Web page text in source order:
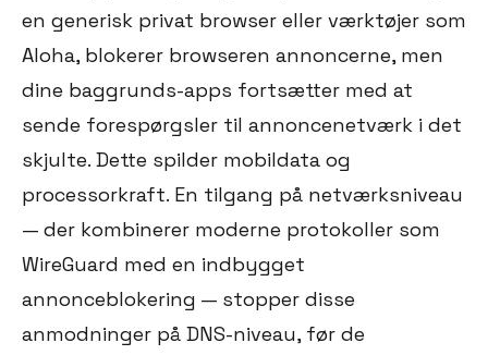
en generisk privat browser eller værktøjer som
Aloha, blokerer browseren annoncerne, men
dine baggrunds-apps fortsætter med at
sende forespørgsler til annoncenetværk i det
skjulte. Dette spilder mobildata og
processorkraft. En tilgang på netværksniveau
— der kombinerer moderne protokoller som
WireGuard med en indbygget
annonceblokering — stopper disse
anmodninger på DNS-niveau, før de